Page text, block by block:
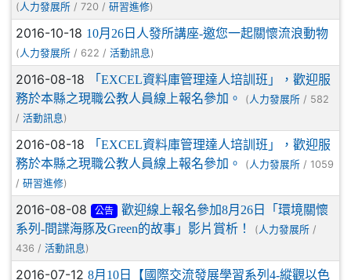
( 人力發展所 / 720 / 研習進修)
2016-10-18 10月26日人發所講座-邀您一起關懷流浪動物
( 人力發展所 / 622 / 活動訊息 )
2016-08-18
「EXCEL資料庫管理達人培訓班」，歡迎服
務於本縣之現職公教人員線上報名參加。
( 人力發展所 / 582
/ 活動訊息 )
2016-08-18
「EXCEL資料庫管理達人培訓班」，歡迎服
務於本縣之現職公教人員線上報名參加。
( 人力發展所 / 1059
/ 研習進修)
2016-08-08 公告
歡迎線上報名參加8月26日「環境關懷
系列-間諜海豚及Green的故事」影片賞析！
( 人力發展所 /
436 / 活動訊息 )
2016-07-12 8月10日【國際交流發展學習系列4-縱觀以色